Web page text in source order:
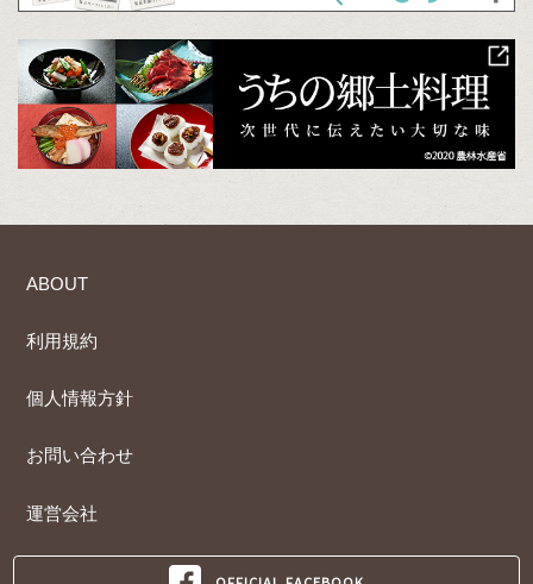
ABOUT
利用規約
個人情報方針
お問い合わせ
運営会社